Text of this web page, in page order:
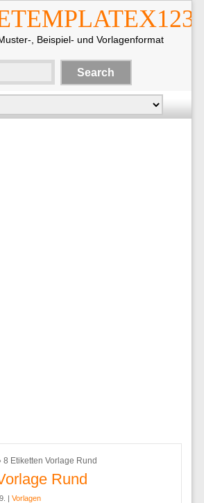
, Beispiel- und Vorlagenformat
8 Etiketten Vorlage Rund
Rund
| Vorlagen